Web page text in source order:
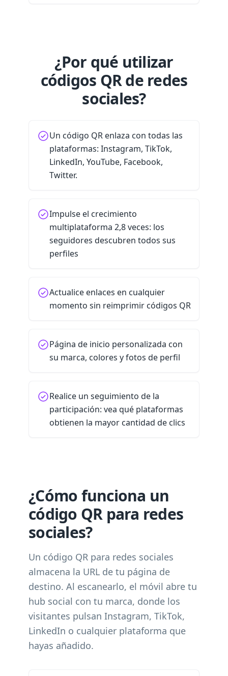
¿Por qué utilizar
códigos QR de redes
sociales?
Un código QR enlaza con todas las
plataformas: Instagram, TikTok,
LinkedIn, YouTube, Facebook,
Twitter.
Impulse el crecimiento
multiplataforma 2,8 veces: los
seguidores descubren todos sus
perfiles
Actualice enlaces en cualquier
momento sin reimprimir códigos QR
Página de inicio personalizada con
su marca, colores y fotos de perfil
Realice un seguimiento de la
participación: vea qué plataformas
obtienen la mayor cantidad de clics
¿Cómo funciona un
código QR para redes
sociales?
Un código QR para redes sociales
almacena la URL de tu página de
destino. Al escanearlo, el móvil abre tu
hub social con tu marca, donde los
visitantes pulsan Instagram, TikTok,
LinkedIn o cualquier plataforma que
hayas añadido.